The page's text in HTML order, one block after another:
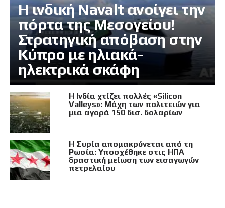
Η ινδική Navalt ανοίγει την
πόρτα της Μεσογείου!
Στρατηγική απόβαση στην
Κύπρο με ηλιακά-
ηλεκτρικά σκάφη
Η Ινδία χτίζει πολλές «Silicon
Valleys»: Μάχη των πολιτειών για
μια αγορά 150 δισ. δολαρίων
Η Συρία απομακρύνεται από τη
Ρωσία: Υποσχέθηκε στις ΗΠΑ
δραστική μείωση των εισαγωγών
πετρελαίου